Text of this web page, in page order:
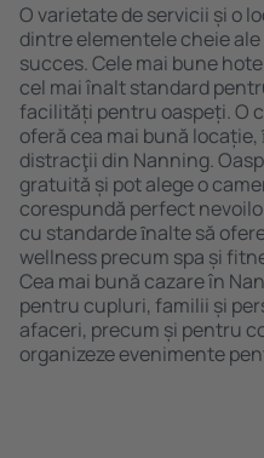
O varietate de servicii și o
dintre elementele cheie
succes. Cele mai bune
cel mai înalt standard
facilități pentru oaspeți. O
oferă cea mai bună
distracţii din Nanning.
gratuită și pot alege o
corespundă perfect
cu standarde ȋnalte să
wellness precum spa și
Cea mai bună cazare în
pentru cupluri, familii și
afaceri, precum și pentru
organizeze evenimente